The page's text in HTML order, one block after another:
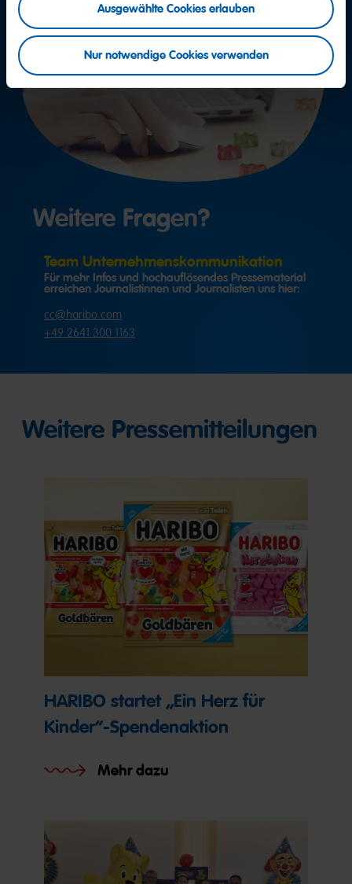
Ausgewählte Cookies erlauben
Nur notwendige Cookies verwenden
Weitere Fragen?
Team Unternehmenskommunikation
Für mehr Infos und hochauflösendes Pressematerial
erreichen Journalistinnen und Journalisten uns hier:
cc@haribo.com
+49 2641 300 1163
Weitere Pressemitteilungen
HARIBO startet „Ein Herz für
Kinder“-Spendenaktion
Mehr dazu